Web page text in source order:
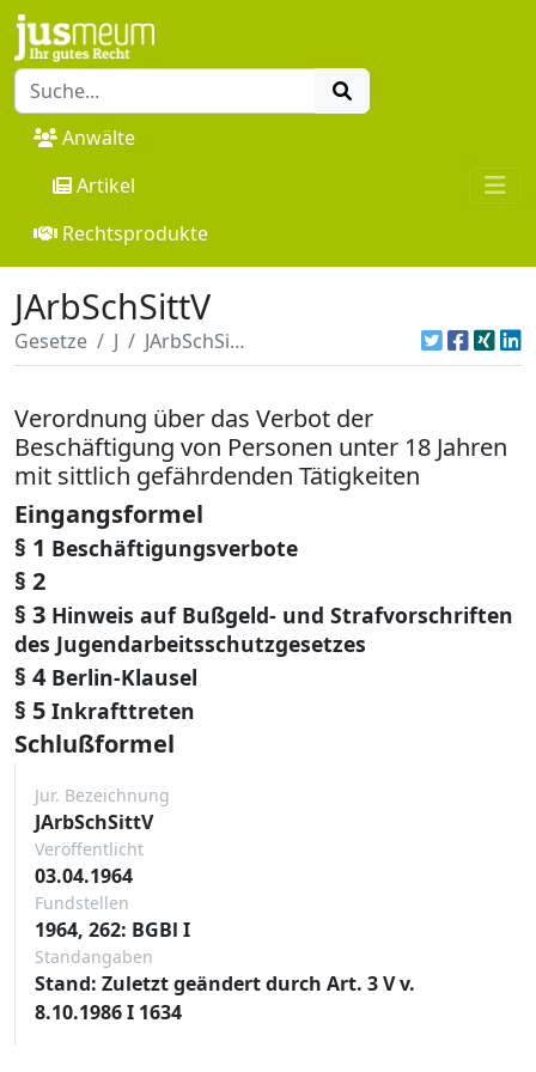
Anwälte
Artikel
Rechtsprodukte
JArbSchSittV
Gesetze J JArbSchSittV
Verordnung über das Verbot der
Beschäftigung von Personen unter 18 Jahren
mit sittlich gefährdenden Tätigkeiten
Eingangsformel
§ 1 Beschäftigungsverbote
§ 2
§ 3 Hinweis auf Bußgeld- und Strafvorschriften
des Jugendarbeitsschutzgesetzes
§ 4 Berlin-Klausel
§ 5 Inkrafttreten
Schlußformel
Jur. Bezeichnung
JArbSchSittV
Veröffentlicht
03.04.1964
Fundstellen
1964, 262: BGBl I
Standangaben
Stand: Zuletzt geändert durch Art. 3 V v.
8.10.1986 I 1634